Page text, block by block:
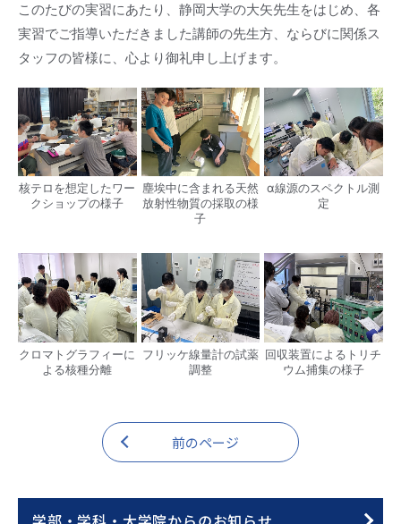
このたびの実習にあたり、静岡大学の大矢先生をはじめ、各
実習でご指導いただきました講師の先生方、ならびに関係ス
タッフの皆様に、心より御礼申し上げます。
核テロを想定したワー
クショップの様子
塵埃中に含まれる天然
放射性物質の採取の様
子
α線源のスペクトル測
定
クロマトグラフィーに
よる核種分離
フリッケ線量計の試薬
調整
回収装置によるトリチ
ウム捕集の様子
前のページ